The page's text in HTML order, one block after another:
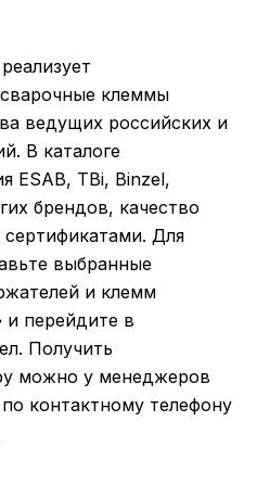
клеммы
ведущих российских и
В каталоге
ESAB, TBi, Binzel,
брендов, качество
Для
выбранные
и клемм
и перейдите в
Получить
можно у менеджеров
контактному телефону